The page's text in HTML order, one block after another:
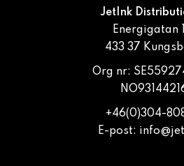
JetInk
Energigatan
433 37
Org nr:
+46(0)304-
E-post: